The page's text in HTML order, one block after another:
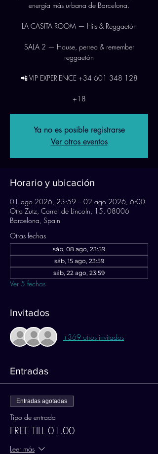
energía más urbana de Barcelona.
LA CASITA ROOM — Hits & Reggaetón
SALA 2 — House, perreo & remember
reggaetón
📲 VIP EXPERIENCE +34 601 348 128
+18
Ya no es posible registrarse
Ver otros eventos
Horario y ubicación
01 ago 2026, 23:59 – 02 ago 2026, 6:00
Otto Zutz, Carrer de Lincoln, 15, 08006
Barcelona, Spain
Otras fechas
sáb, 08 ago, 23:59
sáb, 15 ago, 23:59
sáb, 22 ago, 23:59
Ver 5 fechas
Invitados
+369 otros invitados
Entradas
Entradas agotadas
Tipo de entrada
FREE TILL 01.00
Leer más